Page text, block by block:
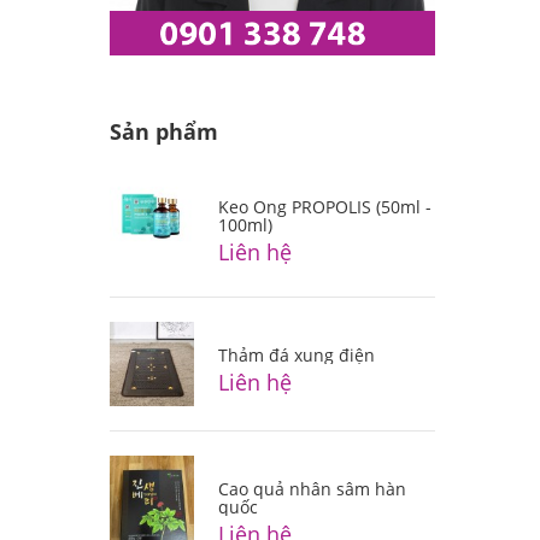
Sản phẩm
Keo Ong PROPOLIS (50ml -
100ml)
Liên hệ
Thảm đá xung điện
Liên hệ
Cao quả nhân sâm hàn
quốc
Liên hệ